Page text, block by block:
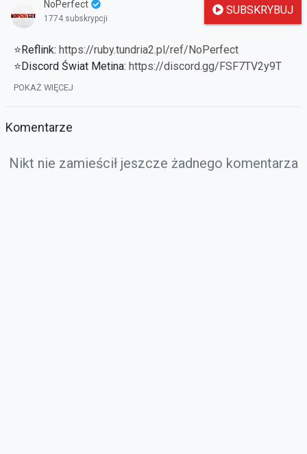
NoPerfect
1774 subskrypcji
SUBSKRYBUJ
⭐Reflink: https://ruby.tundria2.pl/ref/NoPerfect
⭐Discord Świat Metina: https://discord.gg/FSF7TV2y9T
⭐Poprzednie odcinki:
POKAŻ WIĘCEJ
Komentarze
Nikt nie zamieścił jeszcze żadnego komentarza